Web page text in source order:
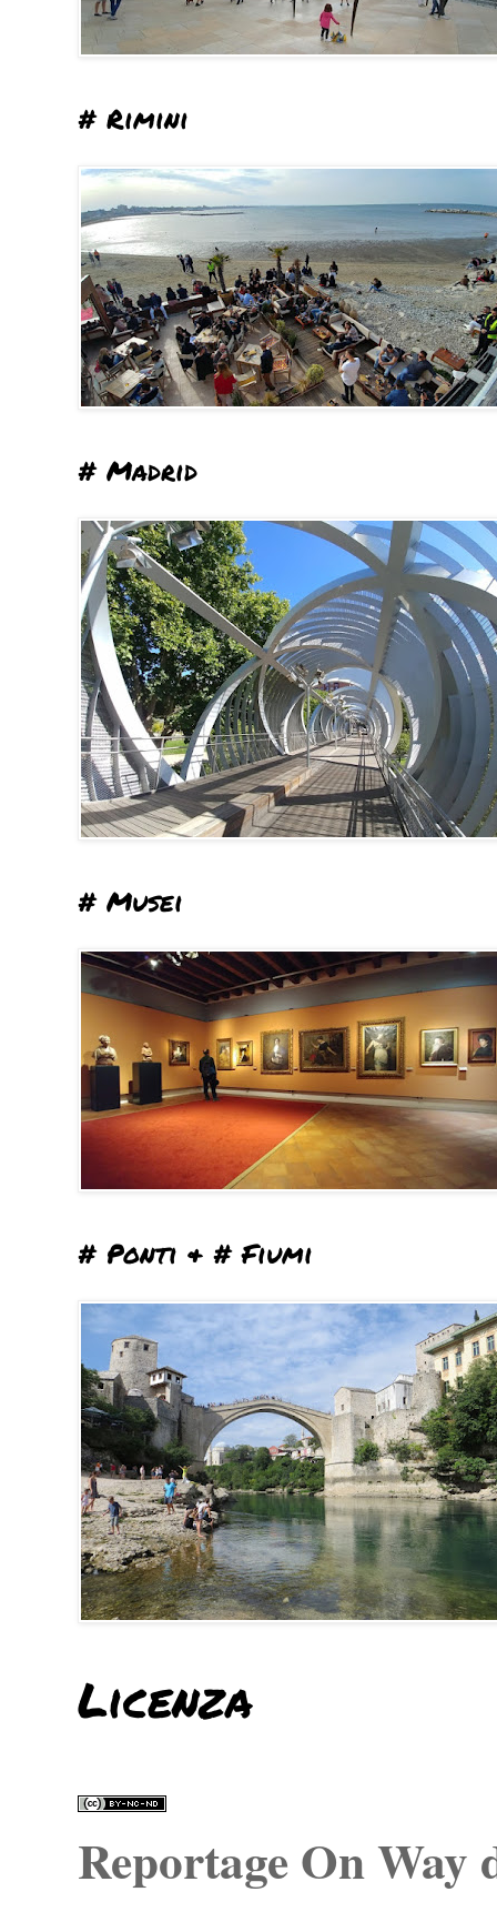
# Rimini
# Madrid
# Musei
# Ponti & # Fiumi
Licenza
Reportage On Way